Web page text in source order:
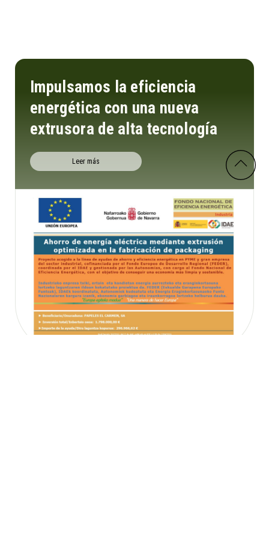
Impulsamos la eficiencia
energética con una nueva
extrusora de alta tecnología
Leer más